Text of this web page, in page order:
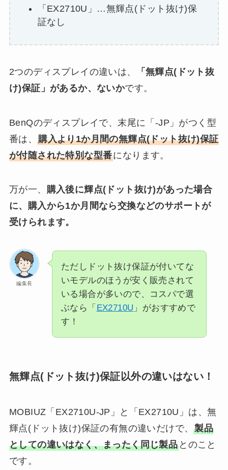
「EX2710U」…無輝点(ドット抜け)保
証なし
2つのディスプレイの違いは、
「無輝点(ドット抜
け)保証」があるか、ないかです。
BenQのディスプレイで、末尾に「-JP」がつく型
番は、購入より1か月間の無輝点(ドット抜け)保証
が付随された特別な型番になります。
万が一、 購入後に輝点(ドット抜け)があった場合
に、購入から1か月間なら交換などのサポートが
受けられます。
編集長
ただしドット抜け保証が付いてな
いモデルのほうが安く販売されて
いる場合が多いので、コスパで選
ぶなら「 EX2710U 」がおすすめで
す！
無輝点(ドット抜け)保証以外の違いはない！
MOBIUZ「EX2710U-JP」と「EX2710U」は、無
輝点(ドット抜け)保証の有無の違いだけで、製品
としての違いはなく、まったく同じ製品 とのこと
です。